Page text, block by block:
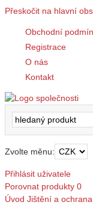
Přeskočit na hlavní
Obchodní
Registrace
O nás
Kontakt
Zvolte měnu:
Přihlásit uživatele
Porovnat produkty 0
Úvod Jištění a ochrana